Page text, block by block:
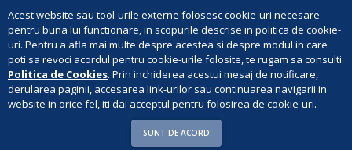
Acest website sau tool-urile externe folosesc cookie-uri necesare
pentru buna lui functionare, in scopurile descrise in politica de cookie-
uri. Pentru a afla mai multe despre acestea si despre modul in care
poti sa revoci acordul pentru cookie-urile folosite, te rugam sa consulti
Politica de Cookies. Prin inchiderea acestui mesaj de notificare,
derularea paginii, accesarea link-urilor sau continuarea navigarii in
website in orice fel, iti dai acceptul pentru folosirea de cookie-uri.
SUNT DE ACORD